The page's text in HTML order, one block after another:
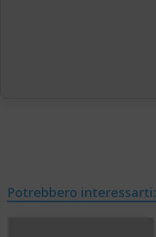
Potrebbero interessarti: